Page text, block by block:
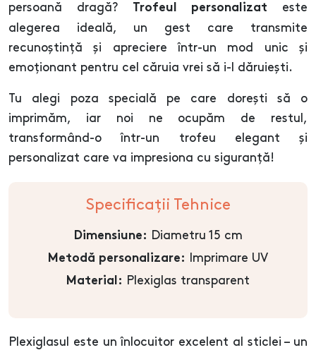
persoană dragă?
Trofeul personalizat este
alegerea ideală, un gest care transmite
recunoștință și apreciere într-un mod unic și
emoționant pentru cel căruia vrei să i-l dăruiești.
Tu alegi poza specială pe care dorești să o
imprimăm, iar noi ne ocupăm de restul,
transformând-o într-un trofeu elegant și
personalizat care va impresiona cu siguranță!
Specificații Tehnice
Dimensiune: Diametru 15 cm
Metodă personalizare: Imprimare UV
Material: Plexiglas transparent
Plexiglasul este un înlocuitor excelent al sticlei – un